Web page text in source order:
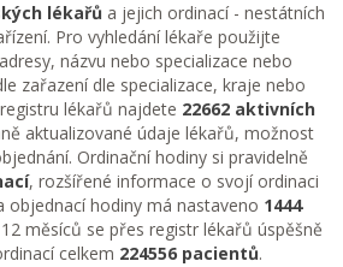
lékařů a jejich ordinací - nestátních
Pro vyhledání lékaře použijte
názvu nebo specializace nebo
zařazení dle specializace, kraje nebo
lékařů najdete 22662 aktivních
aktualizované údaje lékařů, možnost
Ordinační hodiny si pravidelně
, rozšířené informace o svojí ordinaci
objednací hodiny má nastaveno 1444
měsíců se přes registr lékařů úspěšně
celkem 224556 pacientů.